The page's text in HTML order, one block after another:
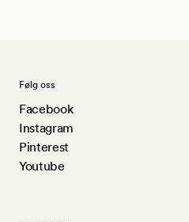
Følg oss
Facebook
Instagram
Pinterest
Youtube